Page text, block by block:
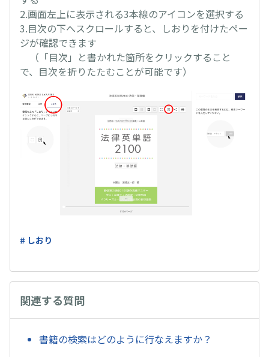
2.画面左上に表示される3本線のアイコンを選択する
3.目次の下へスクロールすると、しおりを付けたペー
ジが確認できます
（「目次」と書かれた箇所をクリックすること
で、目次を折りたたむことが可能です）
# しおり
関連する質問
書籍の検索はどのように行なえますか？